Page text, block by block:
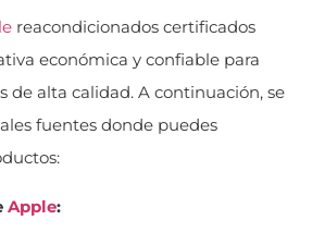
reacondicionados certificados
económica y confiable para
de alta calidad. A continuación, se
fuentes donde puedes
Apple: